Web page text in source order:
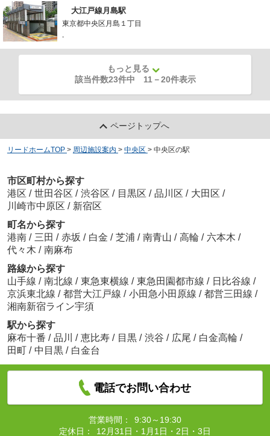
大江戸線月島駅
東京都中央区月島１丁目
-
もっと見る
該当件数23件中 11 －20件表示
ページトップへ
リードホームTOP > 周辺施設案内 > 中央区 > 中央区の駅
市区町村から探す
港区 / 世田谷区 / 渋谷区 / 目黒区 / 品川区 / 大田区 /
川崎市中原区 / 新宿区
町名から探す
港南 / 三田 / 赤坂 / 白金 / 芝浦 / 南青山 / 高輪 / 六本木 /
代々木 / 南麻布
路線から探す
山手線 / 南北線 / 東急東横線 / 東急田園都市線 / 日比谷線 /
京浜東北線 / 都営大江戸線 / 小田急小田原線 / 都営三田線 /
湘南新宿ライン宇須
駅から探す
麻布十番 / 品川 / 恵比寿 / 目黒 / 渋谷 / 広尾 / 白金高輪 /
田町 / 中目黒 / 白金台
電話でお問い合わせ
営業時間：
9:30～19:30
定休日：
12月31日・1月1日・2日・3日